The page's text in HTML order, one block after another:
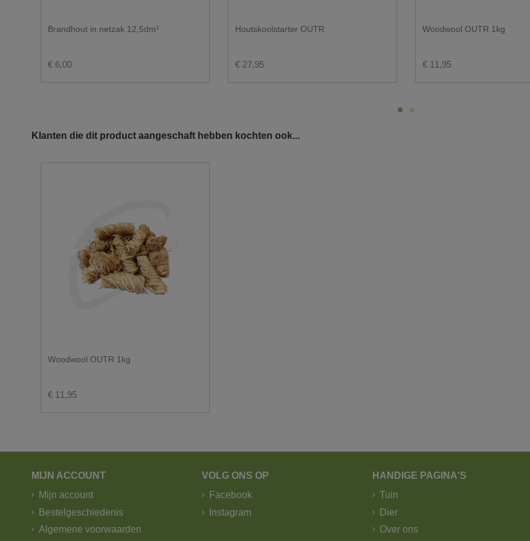
Er moet voldoende ruimte zijn om de big bags te kunnen plaatsen.
Hou ook rekening met overhangende kabels en takken.
Voor big bags hoeft u niet thuis te zijn. U kan ons steeds aangeven waar de big bags geplaatst dienen te worden.
Let wel op dat de plaats waar de big bags dienen afgezet te worden, toegankelijk is voor onze chauffeur.
Op vakantieparken leveren wij enkel tot aan de toegang van het park.
Brandhout in netzak 12,5dm³
€ 6,00
Houtskoolstarter OUTR
€ 27,95
Woodwool OUTR 1kg
€ 11,95
Klanten die dit product aangeschaft hebben kochten ook...
Woodwool OUTR 1kg
€ 11,95
MIJN ACCOUNT
Mijn account
Bestelgeschiedenis
Algemene voorwaarden
VOLG ONS OP
Facebook
Instagram
HANDIGE PAGINA'S
Tuin
Dier
Over ons